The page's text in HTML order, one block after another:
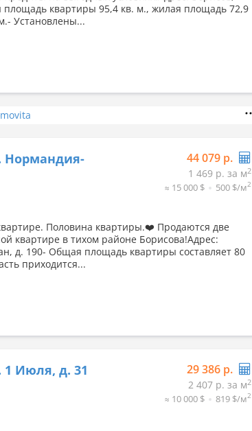
квартиры 95,4 кв. м., жилая площадь 72,9
Установлены...
Нормандия-
44 079 р.
1 469 р. за м2
≈ 15 000 $ 500 $/м2
Половина квартиры.❤️ Продаются две
квартире в тихом районе Борисова!Адрес:
д. 190- Общая площадь квартиры составляет 80
приходится...
1 Июля, д. 31 29 386 р.
2 407 р. за м2
≈ 10 000 $ 819 $/м2